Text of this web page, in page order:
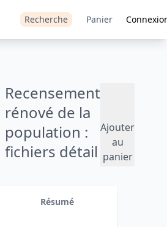
Recherche Panier
Recensement
rénové de la
population :
fichiers détail
Ajouter
au
panier
Résumé